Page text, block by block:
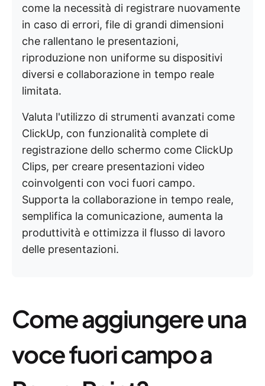
come la necessità di registrare nuovamente
in caso di errori, file di grandi dimensioni
che rallentano le presentazioni,
riproduzione non uniforme su dispositivi
diversi e collaborazione in tempo reale
limitata.
Valuta l'utilizzo di strumenti avanzati come
ClickUp, con funzionalità complete di
registrazione dello schermo come ClickUp
Clips, per creare presentazioni video
coinvolgenti con voci fuori campo.
Supporta la collaborazione in tempo reale,
semplifica la comunicazione, aumenta la
produttività e ottimizza il flusso di lavoro
delle presentazioni.
Come aggiungere una
voce fuori campo a